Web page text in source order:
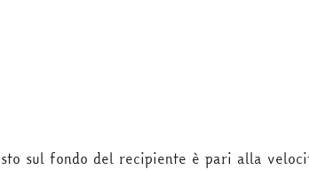
sul fondo del recipiente è pari alla